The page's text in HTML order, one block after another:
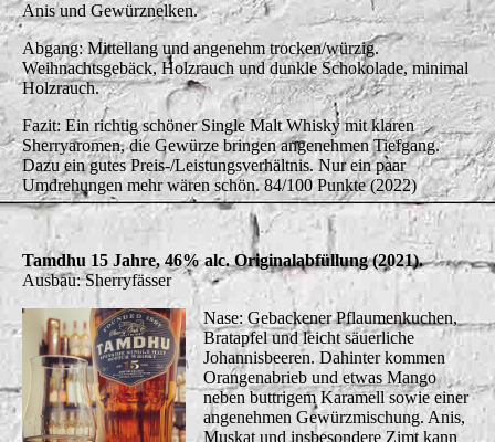
Anis und Gewürznelken.
Abgang: Mittellang und angenehm trocken/würzig.
Weihnachtsgebäck, Holzrauch und dunkle Schokolade, minimal
Holzrauch.
Fazit: Ein richtig schöner Single Malt Whisky mit klaren
Sherryaromen, die Gewürze bringen angenehmen Tiefgang.
Dazu ein gutes Preis-/Leistungsverhältnis. Nur ein paar
Umdrehungen mehr wären schön. 84/100 Punkte (2022)
Tamdhu 15 Jahre, 46% alc. Originalabfüllung (2021).
Ausbau: Sherryfässer
Nase: Gebackener Pflaumenkuchen,
Bratapfel und leicht säuerliche
Johannisbeeren. Dahinter kommen
Orangenabrieb und etwas Mango
neben buttrigem Karamell sowie einer
angenehmen Gewürzmischung. Anis,
Muskat und insbesondere Zimt kann